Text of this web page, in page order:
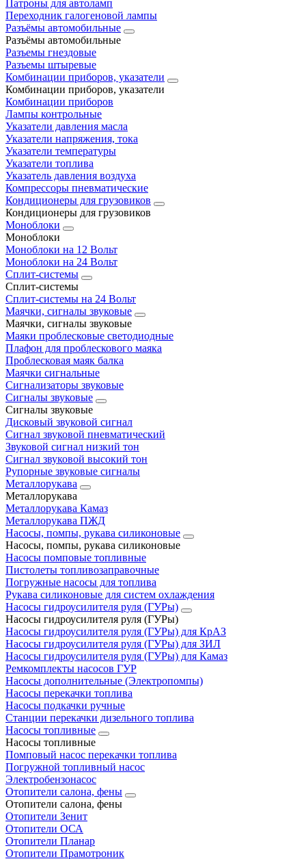
Патроны для автоламп
Переходник галогеновой лампы
Разъёмы автомобильные
Разъёмы автомобильные
Разъемы гнездовые
Разъемы штыревые
Комбинации приборов, указатели
Комбинации приборов, указатели
Комбинации приборов
Лампы контрольные
Указатели давления масла
Указатели напряжения, тока
Указатели температуры
Указатели топлива
Указатель давления воздуха
Компрессоры пневматические
Кондиционеры для грузовиков
Кондиционеры для грузовиков
Моноблоки
Моноблоки
Моноблоки на 12 Вольт
Моноблоки на 24 Вольт
Сплит-системы
Сплит-системы
Сплит‑системы на 24 Вольт
Маячки, сигналы звуковые
Маячки, сигналы звуковые
Маяки проблесковые светодиодные
Плафон для проблескового маяка
Проблесковая маяк балка
Маячки сигнальные
Сигнализаторы звуковые
Сигналы звуковые
Сигналы звуковые
Дисковый звуковой сигнал
Сигнал звуковой пневматический
Звуковой сигнал низкий тон
Сигнал звуковой высокий тон
Рупорные звуковые сигналы
Металлорукава
Металлорукава
Металлорукава Камаз
Металлорукава ПЖД
Насосы, помпы, рукава силиконовые
Насосы, помпы, рукава силиконовые
Насосы помповые топливные
Пистолеты топливозаправочные
Погружные насосы для топлива
Рукава силиконовые для систем охлаждения
Насосы гидроусилителя руля (ГУРы)
Насосы гидроусилителя руля (ГУРы)
Насосы гидроусилителя руля (ГУРы) для КрАЗ
Насосы гидроусилителя руля (ГУРы) для ЗИЛ
Насосы гидроусилителя руля (ГУРы) для Камаз
Ремкомплекты насосов ГУР
Насосы дополнительные (Электропомпы)
Насосы перекачки топлива
Насосы подкачки ручные
Станции перекачки дизельного топлива
Насосы топливные
Насосы топливные
Помповый насос перекачки топлива
Погружной топливный насос
Электробензонасос
Отопители салона, фены
Отопители салона, фены
Отопители Зенит
Отопители ОСА
Отопители Планар
Отопители Прамотроник